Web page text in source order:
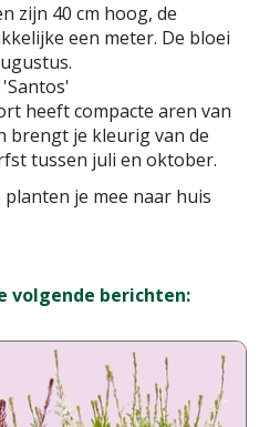
zijn 40 cm hoog, de
een meter. De bloei
heeft compacte aren van
brengt je kleurig van de
tussen juli en oktober.
je mee naar huis
volgende berichten: